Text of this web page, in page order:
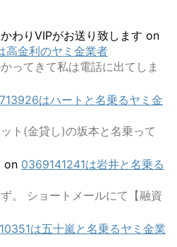
わりVIPがお送り致します on
高金利のヤミ金業者
ってきて私は電話に出てしま
はハートと名乗るヤミ金
ト(金貸し)の坂本と名乗って
on 0369141241は岩井と名乗る
。 ショートメールにて【融資
は五十嵐と名乗るヤミ金業